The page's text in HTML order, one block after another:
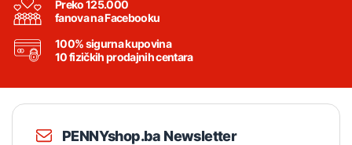
Preko 125.000
fanova na Facebooku
100% sigurna kupovina
10 fizičkih prodajnih centara
PENNYshop.ba Newsletter